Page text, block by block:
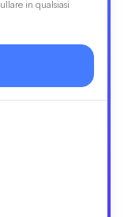
in qualsiasi